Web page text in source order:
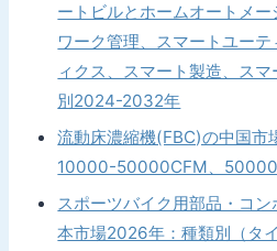
ートビルとホームオートメ
ワーク管理、スマートユー
ィクス、スマート製造、ス
別2024-2032年
流動床濃縮機(FBC)の中国市
10000-50000CFM、
スポーツバイク用部品・コ
本市場2026年：種類別（タ